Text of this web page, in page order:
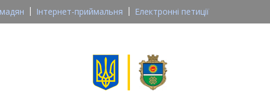
Інтернет-приймальня
Електронні петиції